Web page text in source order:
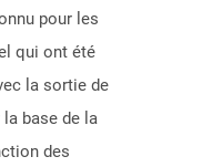
pour les
qui ont été
la sortie de
base de la
des